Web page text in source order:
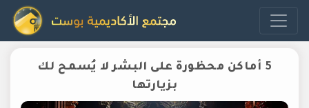
5 أماكن محظورة على البشر لا يُسمح لك
بزيارتها